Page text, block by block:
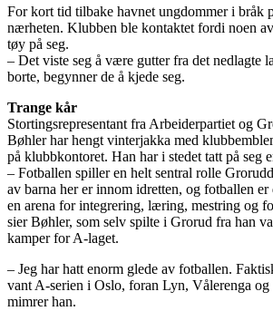
For kort tid tilbake havnet ungdommer i bråk
nærheten. Klubben ble kontaktet fordi noen
tøy på seg.
– Det viste seg å være gutter fra det nedlagte
borte, begynner de å kjede seg.
Trange kår
Stortingsrepresentant fra Arbeiderpartiet og
Bøhler har hengt vinterjakka med
på klubbkontoret. Han har i stedet tatt på seg
– Fotballen spiller en helt sentral rolle
av barna her er innom idretten, og fotballen er
en arena for integrering, læring, mestring og
sier Bøhler, som selv spilte i Grorud fra han
kamper for A-laget.
– Jeg har hatt enorm glede av fotballen.
vant A-serien i Oslo, foran Lyn, Vålerenga
mimrer han.